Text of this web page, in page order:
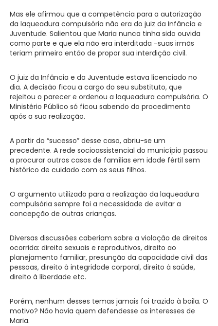
Mas ele afirmou que a competência para a autorização
da laqueadura compulsória não era do juiz da Infância e
Juventude. Salientou que Maria nunca tinha sido ouvida
como parte e que ela não era interditada -suas irmãs
teriam primeiro então de propor sua interdição civil.
O juiz da Infância e da Juventude estava licenciado no
dia. A decisão ficou a cargo do seu substituto, que
rejeitou o parecer e ordenou a laqueadura compulsória. O
Ministério Público só ficou sabendo do procedimento
após a sua realização.
A partir do “sucesso” desse caso, abriu-se um
precedente. A rede socioassistencial do município passou
a procurar outros casos de famílias em idade fértil sem
histórico de cuidado com os seus filhos.
O argumento utilizado para a realização da laqueadura
compulsória sempre foi a necessidade de evitar a
concepção de outras crianças.
Diversas discussões caberiam sobre a violação de direitos
ocorrida: direito sexuais e reprodutivos, direito ao
planejamento familiar, presunção da capacidade civil das
pessoas, direito à integridade corporal, direito à saúde,
direito à liberdade etc.
Porém, nenhum desses temas jamais foi trazido à baila. O
motivo? Não havia quem defendesse os interesses de
Maria.